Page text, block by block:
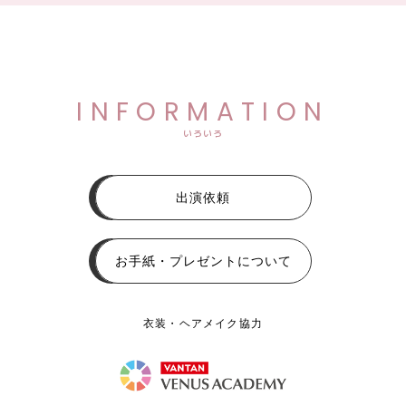
INFORMATION
いろいろ
出演依頼
お手紙・プレゼントについて
衣装・ヘアメイク協力